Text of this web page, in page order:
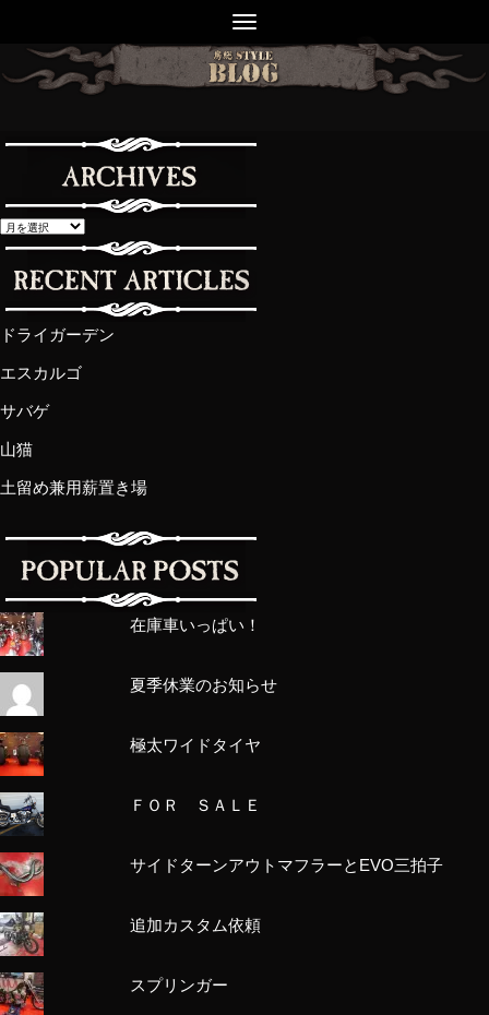
ドライガーデン
エスカルゴ
サバゲ
山猫
土留め兼用薪置き場
在庫車いっぱい！
夏季休業のお知らせ
極太ワイドタイヤ
ＦＯＲ ＳＡＬＥ
サイドターンアウトマフラーとEVO三拍子
追加カスタム依頼
スプリンガー